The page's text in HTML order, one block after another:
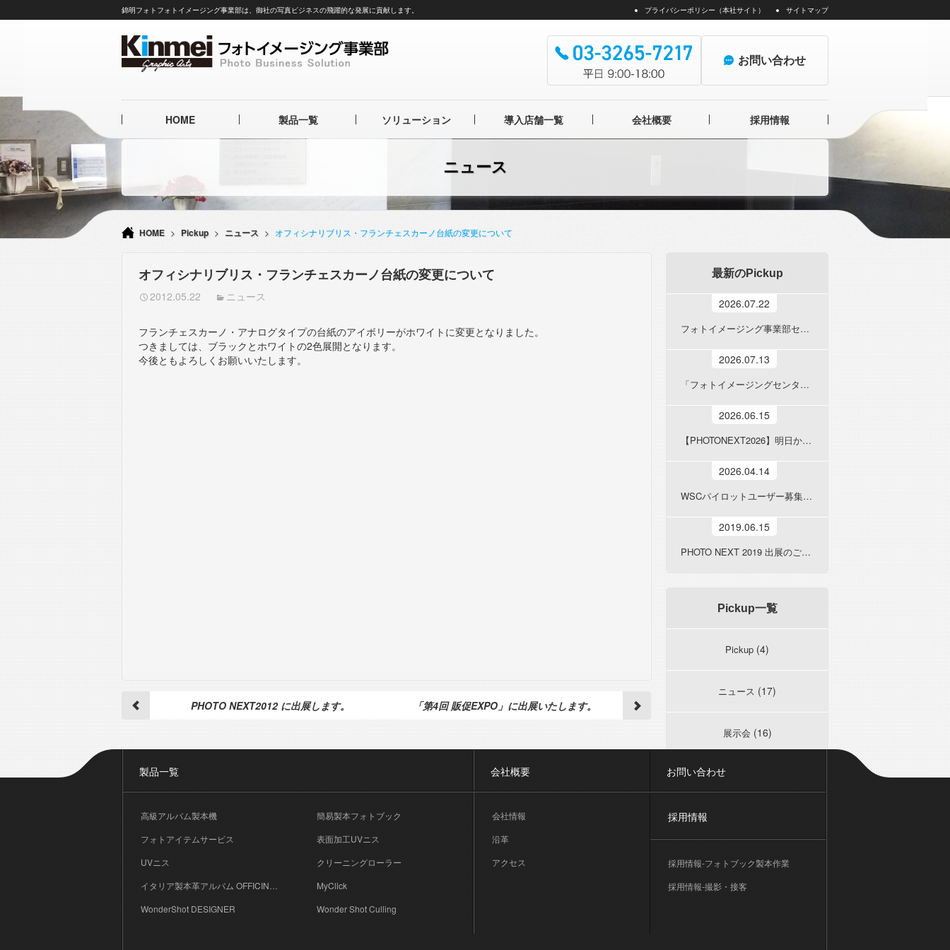
錦明フォトフォトイメージング事業部は、御社の写真ビジネスの飛躍的な発展に貢献します。
お問い合わせ
ス
キ
プ
HOME 製品一覧
表面加工UVニス
クリーニングローラー
issho.jp
WonderShot DESIGNER
ソリューション 導入店舗一覧 会社概要 採用情報
プライバシーポリシー（本社サイト） サイトマップ
ニュース
HOME > Pickup > ニュース > オフィシナリブリス・フランチェスカーノ台紙の変更について
オフィシナリブリス・フランチェスカーノ台紙の変更について
2012.05.22
ニュース
フランチェスカーノ・アナログタイプの台紙のアイボリーがホワイトに変更となりました。
つきましては、ブラックとホワイトの2色展開となります。
今後ともよろしくお願いいたします。
投
ナ
ビ
ゲ
ー
シ
ョ
ン
PHOTO NEXT2012 に出展します。 「第4回 販促EXPO」に出展いたします。
最新のPickup
フォトイメージング事業部セミナーのご案内
2026.07.22
「フォトイメージングセンター」ページを公開しました
2026.07.13
【PHOTONEXT2026】明日から横浜で開催。アルバム製造の「裏側」をご覧いただけます
2026.06.15
WSCパイロットユーザー募集のご案内
2026.04.14
PHOTO NEXT 2019 出展のご案内
2019.06.15
Pickup一覧
Pickup (4)
ニュース (17)
展示会 (16)
製品一覧
高級アルバム製本機
簡易製本フォトブック
フォトアイテムサービス
表面加工UVニス
UVニス
クリーニングローラー
イタリア製本革アルバム OFFICINA LIBRIS
MyClick
WonderShot DESIGNER
Wonder Shot Culling
会社概要
会社情報
沿革
アクセス
お問い合わせ
採用情報
採用情報-フォトブック製本作業
採用情報-撮影・接客